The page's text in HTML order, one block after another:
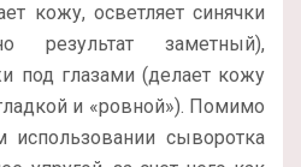
кожу, осветляет синячки
результат заметный),
под глазами (делает кожу
и «ровной»). Помимо
использовании сыворотка